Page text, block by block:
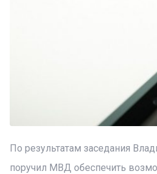
По результатам заседания
поручил МВД обеспечить